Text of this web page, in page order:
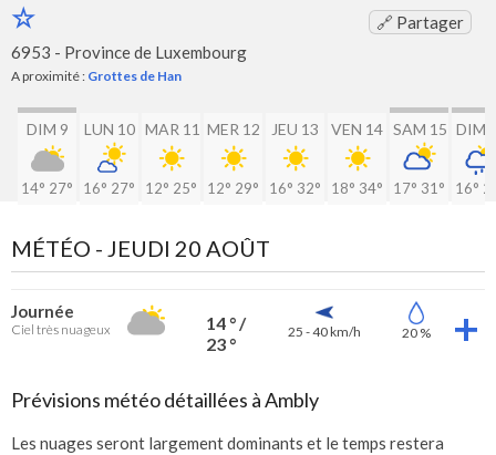
🔗 Partager
6953 - Province de Luxembourg
A proximité : Grottes de Han
DIM 9
14° 27°
LUN 10
16° 27°
MAR 11
12° 25°
MER 12
12° 29°
JEU 13
16° 32°
VEN 14
18° 34°
SAM 15
17° 31°
DIM
16°
MÉTÉO - JEUDI 20 AOÛT
Journée
Ciel très nuageux
14 ° /
23 °
25 - 40 km/h 20 %
Prévisions météo détaillées à Ambly
Les nuages seront largement dominants et le temps restera